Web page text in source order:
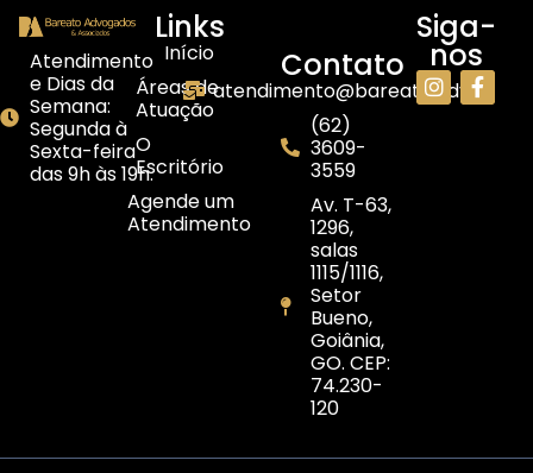
Atendimento
e Dias da
Semana:
Segunda à
Sexta-feira
das 9h às 19h.
Links
Início
Áreas de
Atuação
O
Escritório
Agende um
Atendimento
Contato
atendimento@bareato.adv.br
(62)
3609-
3559
Av. T-63,
1296,
salas
1115/1116,
Setor
Bueno,
Goiânia,
GO. CEP:
74.230-
120
Siga-
nos